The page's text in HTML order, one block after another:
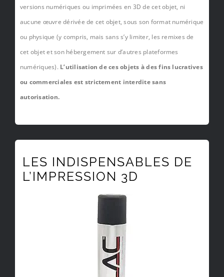
versions numériques ou imprimées en 3D de cet objet, ni
aucune œuvre dérivée de cet objet, sous son format numérique
ou physique (y compris, mais sans s’y limiter, les remixes de
cet objet et son hébergement sur d’autres plateformes
numériques). L’utilisation de ces objets à des fins lucratives
ou commerciales est strictement interdite sans
autorisation.
LES INDISPENSABLES DE
L’IMPRESSION 3D